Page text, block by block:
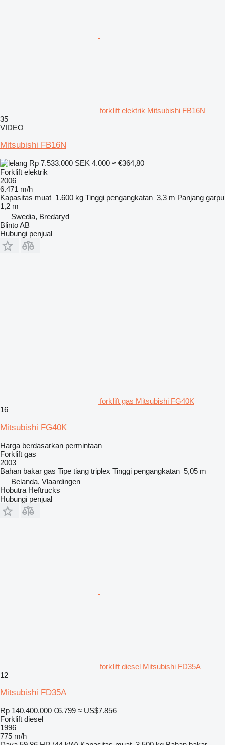
forklift elektrik Mitsubishi FB16N
35
VIDEO
Mitsubishi FB16N
Rp 7.533.000 SEK 4.000 ≈ €364,80
Forklift elektrik
2006
6.471 m/h
Kapasitas muat 1.600 kg Tinggi pengangkatan 3,3 m Panjang garpu
1,2 m
Swedia, Bredaryd
Blinto AB
Hubungi penjual
forklift gas Mitsubishi FG40K
16
Mitsubishi FG40K
Harga berdasarkan permintaan
Forklift gas
2003
Bahan bakar gas Tipe tiang triplex Tinggi pengangkatan 5,05 m
Belanda, Vlaardingen
Hobutra Heftrucks
Hubungi penjual
forklift diesel Mitsubishi FD35A
12
Mitsubishi FD35A
Rp 140.400.000 €6.799 ≈ US$7.856
Forklift diesel
1996
775 m/h